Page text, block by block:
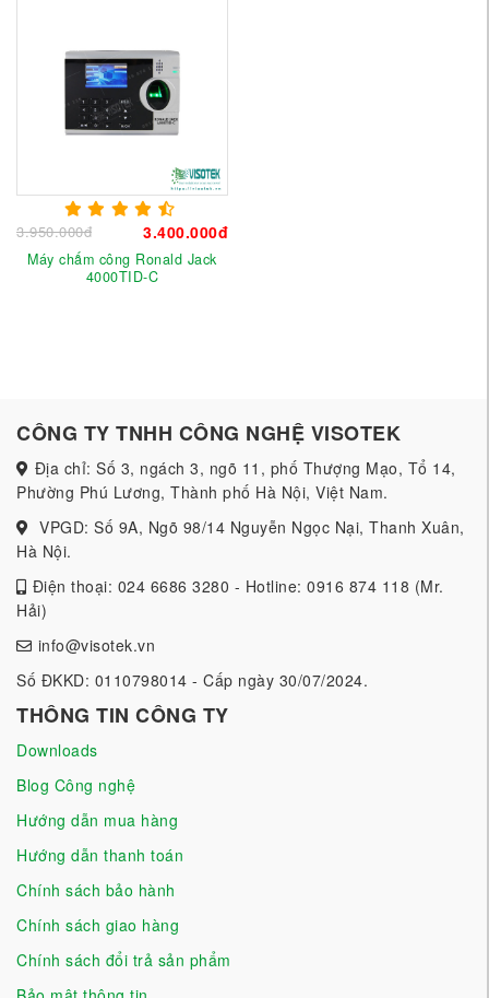
3.950.000đ 3.400.000đ
Máy chấm công Ronald Jack
4000TID-C
CÔNG TY TNHH CÔNG NGHỆ VISOTEK
Địa chỉ: Số 3, ngách 3, ngõ 11, phố Thượng Mạo, Tổ 14,
Phường Phú Lương, Thành phố Hà Nội, Việt Nam.
VPGD: Số 9A, Ngõ 98/14 Nguyễn Ngọc Nại, Thanh Xuân,
Hà Nội.
Điện thoại: 024 6686 3280 - Hotline: 0916 874 118 (Mr.
Hải)
info@visotek.vn
Số ĐKKD: 0110798014 - Cấp ngày 30/07/2024.
THÔNG TIN CÔNG TY
Downloads
Blog Công nghệ
Hướng dẫn mua hàng
Hướng dẫn thanh toán
Chính sách bảo hành
Chính sách giao hàng
Chính sách đổi trả sản phẩm